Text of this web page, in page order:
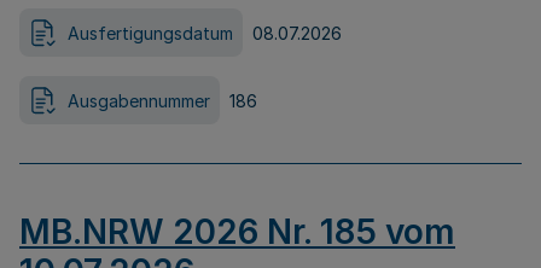
Ausfertigungsdatum 08.07.2026
Ausgabennummer 186
MB.NRW 2026 Nr. 185 vom